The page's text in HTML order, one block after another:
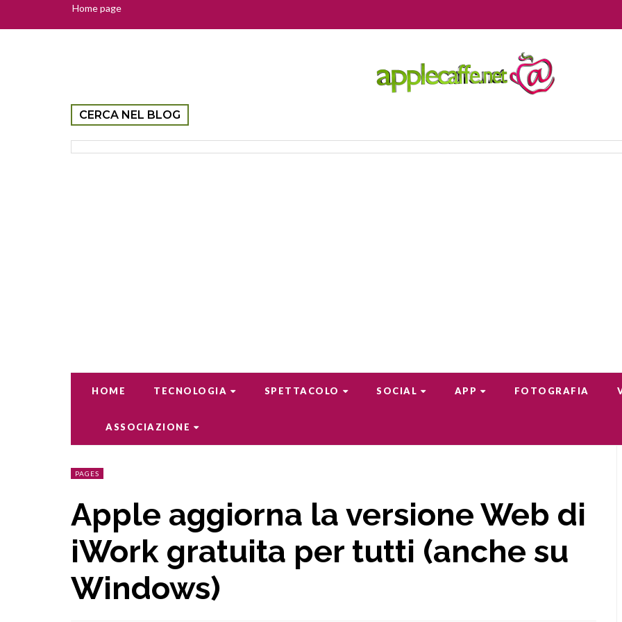
Home page
CERCA NEL BLOG
HOME TECNOLOGIA SPETTACOLO SOCIAL APP FOTOGRAFIA
ASSOCIAZIONE
PAGES
Apple aggiorna la versione Web di
iWork gratuita per tutti (anche su
Windows)